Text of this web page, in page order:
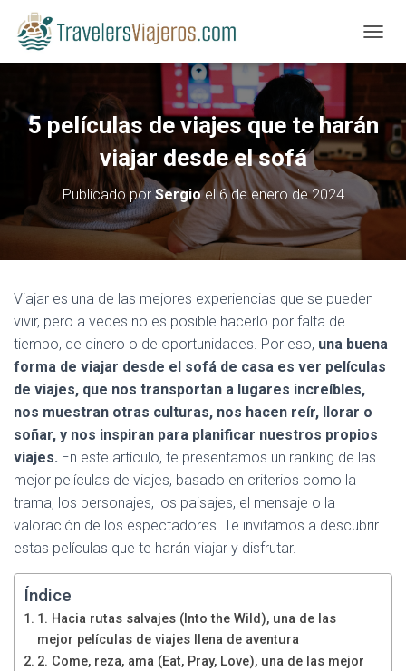
5 películas de viajes que te harán
viajar desde el sofá
Publicado por Sergioel6 de enero de 2024
Viajar es una de las mejores experiencias que se pueden
vivir, pero a veces no es posible hacerlo por falta de
tiempo, de dinero o de oportunidades. Por eso, una buena
forma de viajar desde el sofá de casa es ver películas
de viajes, que nos transportan a lugares increíbles,
nos muestran otras culturas, nos hacen reír, llorar o
soñar, y nos inspiran para planificar nuestros propios
viajes. En este artículo, te presentamos un ranking de las
mejor películas de viajes, basado en criterios como la
trama, los personajes, los paisajes, el mensaje o la
valoración de los espectadores. Te invitamos a descubrir
estas películas que te harán viajar y disfrutar.
Índice
1. Hacia rutas salvajes (Into the Wild), una de las
mejor películas de viajes llena de aventura
2. Come, reza, ama (Eat, Pray, Love), una de las mejor